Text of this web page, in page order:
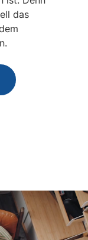
das